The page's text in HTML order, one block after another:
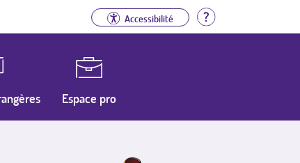
Accessibilité Aide
Espace pro